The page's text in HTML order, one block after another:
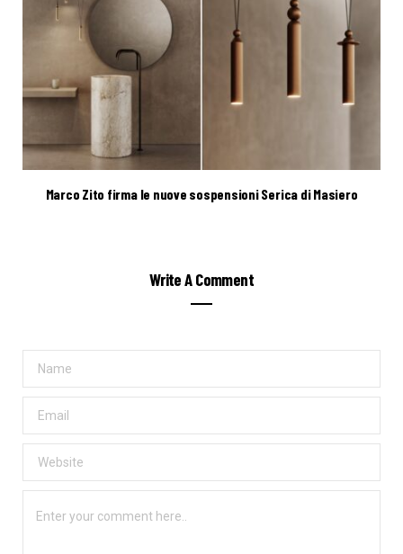
Marco Zito firma le nuove sospensioni Serica di Masiero
Write A Comment